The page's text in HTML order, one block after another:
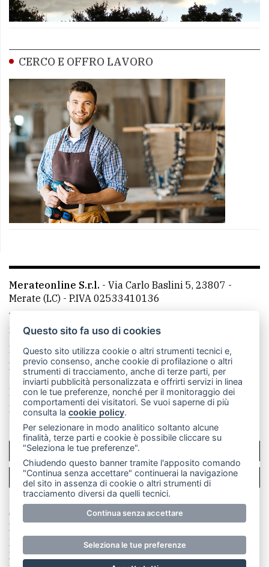
CERCO E OFFRO LAVORO
Merateonline S.r.l. - Via Carlo Baslini 5, 23807 -
Merate (LC) - P.IVA 02533410136
Telefono:
mail: redazione@merateonline.it
La redazione
CasateOnline LeccoOnline
RSS
Made by VIP
Privacy policy
Cookie policy
Rivedi le tue scelte sui cookie
SCRIVICI
PER LA TUA PUBBLICITÀ
© Copyright Merateonline S.r.l. - Tutti i diritti riservati.
E' proibita la riproduzione e pubblicazione anche
parziale di testi, articoli e immagini senza la
preventiva autorizzazione scritta dell'editore. RI Lecco
Questo sito fa uso di cookies
Questo sito utilizza cookie o altri strumenti tecnici e,
previo consenso, anche cookie di profilazione o altri
strumenti di tracciamento, anche di terze parti, per
inviarti pubblicità personalizzata e offrirti servizi in linea
con le tue preferenze, nonché per il monitoraggio dei
comportamenti dei visitatori. Se vuoi saperne di più
consulta lacookie policy.
Per selezionare in modo analitico soltanto alcune
finalità, terze parti e cookie è possibile cliccare su
"Seleziona le tue preferenze".
Chiudendo questo banner tramite l'apposito comando
"Continua senza accettare" continuerai la navigazione
del sito in assenza di cookie o altri strumenti di
tracciamento diversi da quelli tecnici.
Continua senza accettare
Seleziona le tue preferenze